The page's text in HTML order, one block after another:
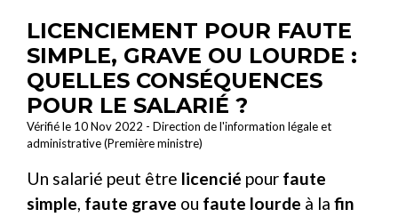
LICENCIEMENT POUR FAUTE
SIMPLE, GRAVE OU LOURDE :
QUELLES CONSÉQUENCES
POUR LE SALARIÉ ?
Vérifié le 10 Nov 2022 - Direction de l'information légale et
administrative (Première ministre)
Un salarié peut être licencié pour faute
simple, faute grave ou faute lourde à la fin